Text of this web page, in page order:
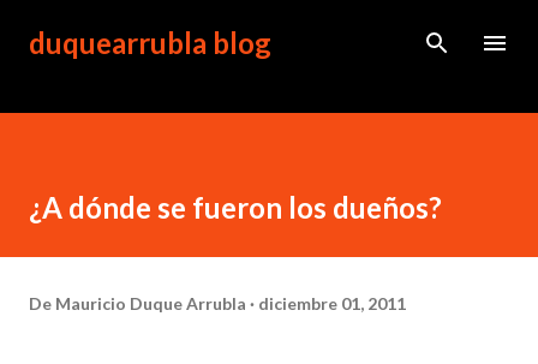
Ir al contenido principal
duquearrubla blog
¿A dónde se fueron los dueños?
De Mauricio Duque Arrubla diciembre 01, 2011